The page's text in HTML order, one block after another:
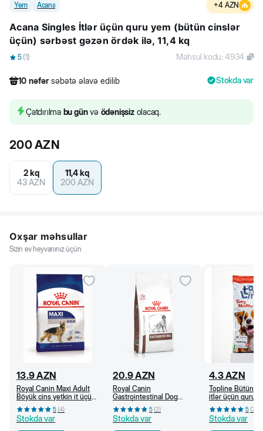
Yem Acana +4 AZN
Acana Singles İtlər üçün quru yem (bütün cinslər
üçün) sərbəst gəzən ördək ilə, 11,4 kq
5 (1) Məhsul kodu:4934
10 nəfər səbətə əlavə edilib
50 nəfər məhsulu alıb
Stokda var
Çatdırılma bu günvə ödənişsizolacaq.
200AZN
2 kq
43AZN
11,4 kq
200 AZN
Oxşar məhsullar
Sizin ev heyvanınız üçün
13.9AZN
Royal Canin Maxi Adult
Böyük cins yetkin it üçün
quru yem, 15 aydan (kq)
5(4)
Stokda var
20.9AZN
Royal Canin
Gastrointestinal Dog
Adult İt üçün həzm
pozulmasında baytarlıq
pəhrizi, quru yem (kq)
5(2)
Stokda var
4.3AZN
Topline Bütün
itlər üçün quru
əti ilə (kq)
5(7
Stokda var